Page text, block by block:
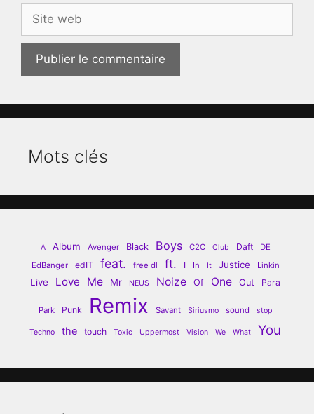
web
Mots clés
A Album Avenger Black Boys C2C Club Daft
DE
EdBanger
edIT feat. free dl ft. I In It Justice Linkin
Live Love Me Mr NEUS Noize Of One Out Para
Park Punk Remix Savant Siriusmo sound stop
Techno the touch Toxic Uppermost Vision We What You